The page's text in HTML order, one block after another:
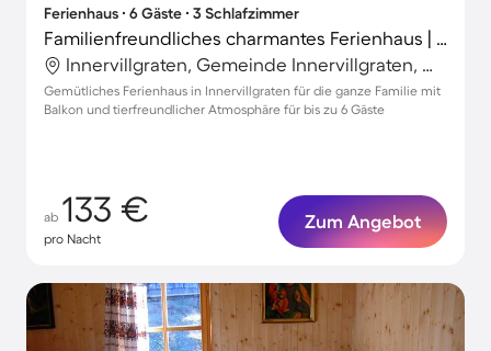
Ferienhaus ∙ 6 Gäste ∙ 3 Schlafzimmer
Familienfreundliches charmantes Ferienhaus | Haustiere erlaubt
Innervillgraten, Gemeinde Innervillgraten, Österreich
Gemütliches Ferienhaus in Innervillgraten für die ganze Familie mit
Balkon und tierfreundlicher Atmosphäre für bis zu 6 Gäste
ab 133 €
pro Nacht
Zum Angebot